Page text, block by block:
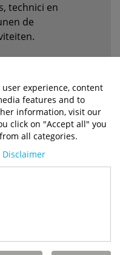
technici en
de
experience, content
features and to
information, visit our
click on "Accept all" you
all categories.
Disclaimer